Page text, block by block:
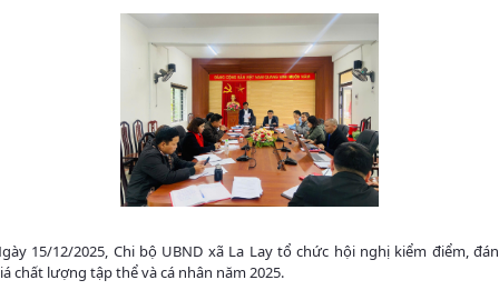
15/12/2025, Chi bộ UBND xã La Lay tổ chức hội nghị kiểm điểm,
chất lượng tập thể và cá nhân năm 2025.